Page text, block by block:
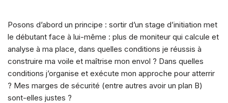
Posons d’abord un principe : sortir d’un stage d’initiation met
le débutant face à lui-même : plus de moniteur qui calcule et
analyse à ma place, dans quelles conditions je réussis à
construire ma voile et maîtrise mon envol ? Dans quelles
conditions j’organise et exécute mon approche pour atterrir
? Mes marges de sécurité (entre autres avoir un plan B)
sont-elles justes ?